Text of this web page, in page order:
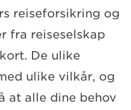
reiseforsikring og
fra reiseselskap
De ulike
ulike vilkår, og
at alle dine behov